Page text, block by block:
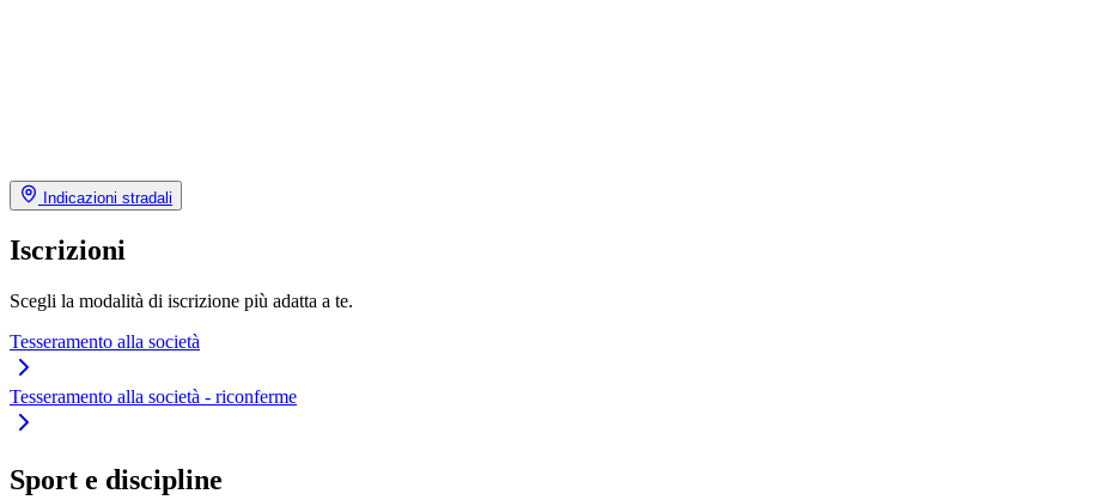
Indicazioni stradali
Iscrizioni
Scegli la modalità di iscrizione più adatta a te.
Tesseramento alla società
Tesseramento alla società - riconferme
Sport e discipline